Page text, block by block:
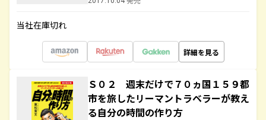
当社在庫切れ
詳細を見る
Ｓ０２ 週末だけで７０ヵ国１５９都
市を旅したリーマントラベラーが教え
る自分の時間の作り方